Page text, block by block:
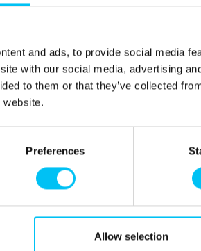
and ads, to provide social media
with our social media, advertising
to them or that they’ve collected
website.
Preferences
Allow selection
udflugtsmuligheder. Snup en
km. fra ferieboligen eller tag på besøg i